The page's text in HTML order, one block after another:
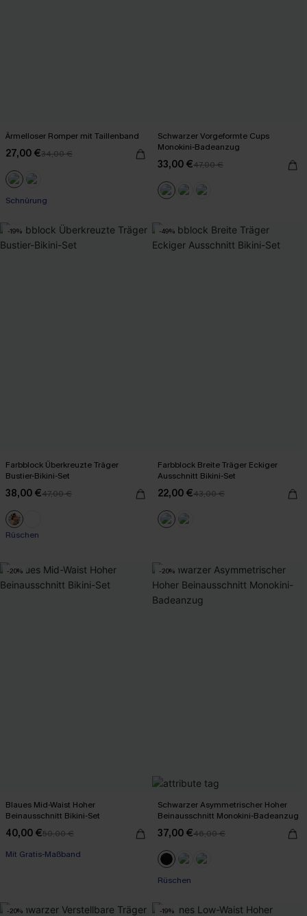
Ärmelloser Romper mit Taillenband
27,00 €34,00 €
Schnürung
Schwarzer Vorgeformte Cups
Monokini-Badeanzug
33,00 €47,00 €
-19%
Farbblock Überkreuzte Träger
Bustier-Bikini-Set
38,00 €47,00 €
Mit Gratis-Maßband
Mit Gratis-Maßband
-49%
Farbblock Breite Träger Eckiger
Ausschnitt Bikini-Set
22,00 €43,00 €
-20%
Blaues Mid-Waist Hoher
Beinausschnitt Bikini-Set
40,00 €50,00 €
Mit Gratis-Maßband
-20%
Schwarzer Asymmetrischer Hoher
Beinausschnitt Monokini-Badeanzug
37,00 €46,00 €
Rüschen
-20% -19%